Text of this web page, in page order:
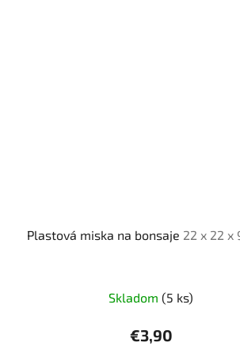
Plastová miska na bonsaje 22 x 22 x
Skladom (5 ks)
€3,90